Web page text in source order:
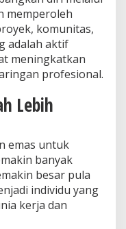
memperoleh
komunitas,
adalah aktif
meningkatkan
profesional.
Lebih
emas untuk
banyak
besar pula
individu yang
kerja dan